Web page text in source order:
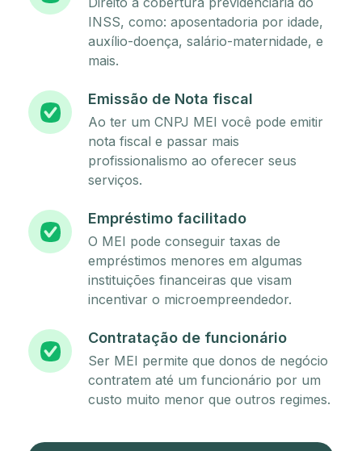
INSS, como: aposentadoria por idade,
auxílio-doença, salário-maternidade, e
mais.
Emissão de Nota fiscal
Ao ter um CNPJ MEI você pode emitir
nota fiscal e passar mais
profissionalismo ao oferecer seus
serviços.
Empréstimo facilitado
O MEI pode conseguir taxas de
empréstimos menores em algumas
instituições financeiras que visam
incentivar o microempreendedor.
Contratação de funcionário
Ser MEI permite que donos de negócio
contratem até um funcionário por um
custo muito menor que outros regimes.